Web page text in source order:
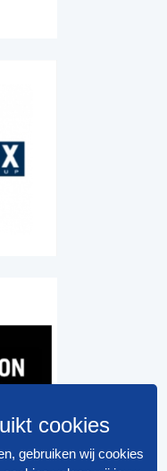
cookies
gebruiken wij cookies